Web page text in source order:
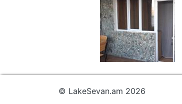
© LakeSevan.am 2026